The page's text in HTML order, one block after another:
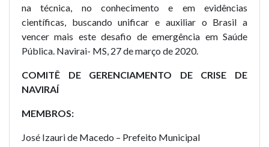
na técnica, no conhecimento e em evidências
científicas, buscando unificar e auxiliar o Brasil a
vencer mais este desafio de emergência em Saúde
Pública. Navirai- MS, 27 de março de 2020.
COMITÊ DE GERENCIAMENTO DE CRISE DE
NAVIRAÍ
MEMBROS:
José Izauri de Macedo – Prefeito Municipal